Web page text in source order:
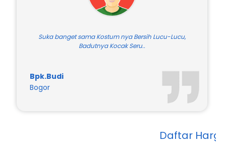
Suka banget sama Kostum nya Bersih Lucu-Lucu,
Badutnya Kocak Seru..
Bpk.Budi
Bogor
Daftar Harga Kami